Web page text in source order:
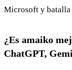
Microsoft y batalla
¿Es amaiko
ChatGPT,